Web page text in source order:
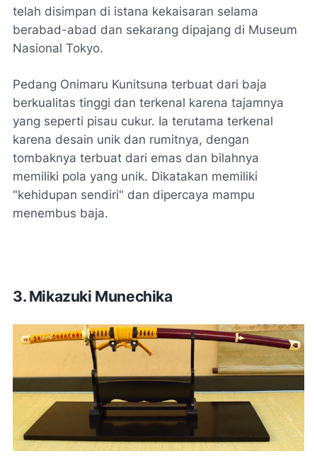
telah disimpan di istana kekaisaran selama
berabad-abad dan sekarang dipajang di Museum
Nasional Tokyo.
Pedang Onimaru Kunitsuna terbuat dari baja
berkualitas tinggi dan terkenal karena tajamnya
yang seperti pisau cukur. Ia terutama terkenal
karena desain unik dan rumitnya, dengan
tombaknya terbuat dari emas dan bilahnya
memiliki pola yang unik. Dikatakan memiliki
"kehidupan sendiri" dan dipercaya mampu
menembus baja.
3. Mikazuki Munechika